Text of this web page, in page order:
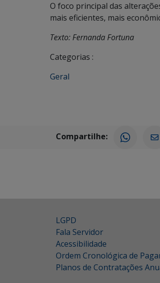
O foco principal das
mais eficientes, mais
Texto: Fernanda Fortuna
Categorias :
Geral
Compartilhe:
LGPD
Fala Servidor
Acessibilidade
Ordem Cronológica de
Planos de Contratações